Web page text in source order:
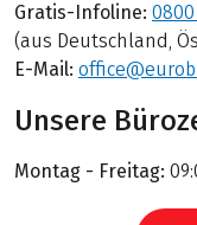
Gratis-Infoline: 0800
(aus Deutschland,
E-Mail:
Unsere
Montag - Freitag: